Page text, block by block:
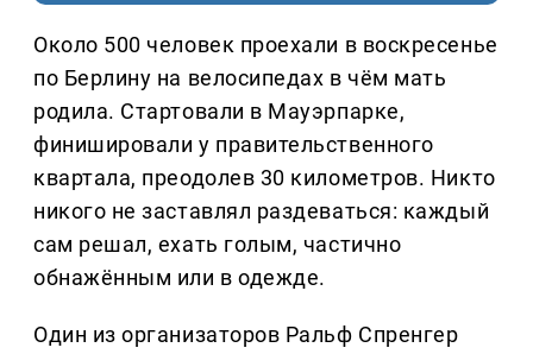
Около 500 человек проехали в воскресенье
по Берлину на велосипедах в чём мать
родила. Стартовали в Мауэрпарке,
финишировали у правительственного
квартала, преодолев 30 километров. Никто
никого не заставлял раздеваться: каждый
сам решал, ехать голым, частично
обнажённым или в одежде.
Один из организаторов Ральф Спренгер